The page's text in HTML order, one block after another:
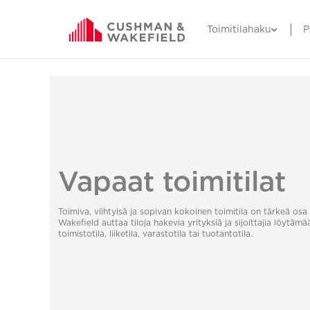
Toimitilahaku
Vapaat toimitilat
Toimiva, viihtyisä ja sopivan kokoinen toimitila on tärkeä osa
Wakefield auttaa tiloja hakevia yrityksiä ja sijoittajia
toimistotila, liiketila, varastotila tai tuotantotila.